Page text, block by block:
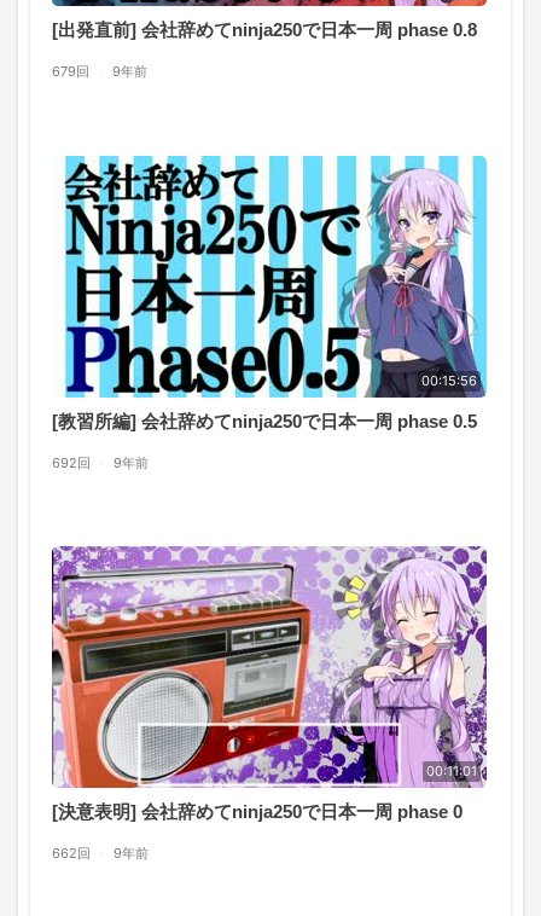
[出発直前] 会社辞めてninja250で日本一周 phase 0.8
679回 · 9年前
00:15:56
[教習所編] 会社辞めてninja250で日本一周 phase 0.5
692回 · 9年前
00:11:01
[決意表明] 会社辞めてninja250で日本一周 phase 0
662回 · 9年前